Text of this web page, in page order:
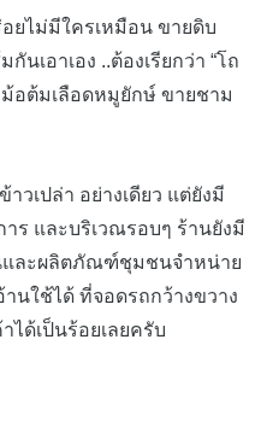
ไม่มีใครเหมือน ขายดิบ
เอาเอง ..ต้องเรียกว่า “โถ
ม้อต้มเลือดหมูยักษ์ ขายชาม
วเปล่า อย่างเดียว แต่ยังมี
ร และบริเวณรอบๆ ร้านยังมี
และผลิตภัณฑ์ชุมชนจำหน่าย
นใช้ได้ ที่จอดรถกว้างขวาง
ได้เป็นร้อยเลยครับ